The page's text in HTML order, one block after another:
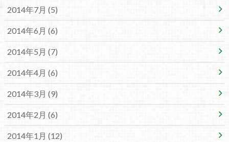
2014年7月 (5)
2014年6月 (6)
2014年5月 (7)
2014年4月 (6)
2014年3月 (9)
2014年2月 (6)
2014年1月 (12)